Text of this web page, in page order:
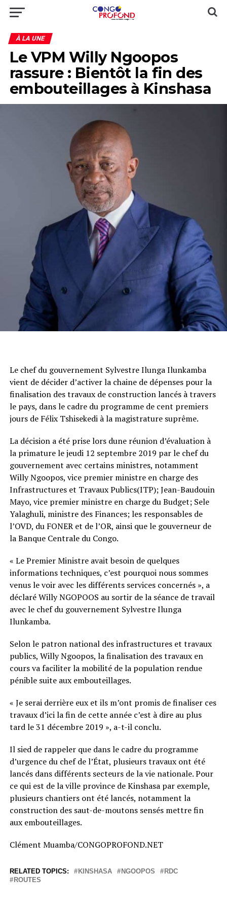
À LA UNE
Le VPM Willy Ngoopos
rassure : Bientôt la fin des
embouteillages à Kinshasa
Le chef du gouvernement Sylvestre Ilunga Ilunkamba
vient de décider d’activer la chaine de dépenses pour la
finalisation des travaux de construction lancés à travers
le pays, dans le cadre du programme de cent premiers
jours de Félix Tshisekedi à la magistrature suprême.
La décision a été prise lors dune réunion d’évaluation à
la primature le jeudi 12 septembre 2019 par le chef du
gouvernement avec certains ministres, notamment
Willy Ngoopos, vice premier ministre en charge des
Infrastructures et Travaux Publics(ITP); Jean-Baudouin
Mayo, vice premier ministre en charge du Budget; Sele
Yalaghuli, ministre des Finances; les responsables de
l’OVD, du FONER et de l’OR, ainsi que le gouverneur de
la Banque Centrale du Congo.
« Le Premier Ministre avait besoin de quelques
informations techniques, c’est pourquoi nous sommes
venus le voir avec les différents services concernés », a
déclaré Willy NGOPOOS au sortir de la séance de travail
avec le chef du gouvernement Sylvestre Ilunga
Ilunkamba.
Selon le patron national des infrastructures et travaux
publics, Willy Ngoopos, la finalisation des travaux en
cours va faciliter la mobilité de la population rendue
pénible suite aux embouteillages.
« Je serai derrière eux et ils m’ont promis de finaliser ces
travaux d’ici la fin de cette année c’est à dire au plus
tard le 31 décembre 2019 », a-t-il conclu.
Il sied de rappeler que dans le cadre du programme
d’urgence du chef de l’État, plusieurs travaux ont été
lancés dans différents secteurs de la vie nationale. Pour
ce qui est de la ville province de Kinshasa par exemple,
plusieurs chantiers ont été lancés, notamment la
construction des saut-de-moutons sensés mettre fin
aux embouteillages.
Clément Muamba/CONGOPROFOND.NET
RELATED TOPICS: KINSHASA NGOOPOS
RDC
ROUTES